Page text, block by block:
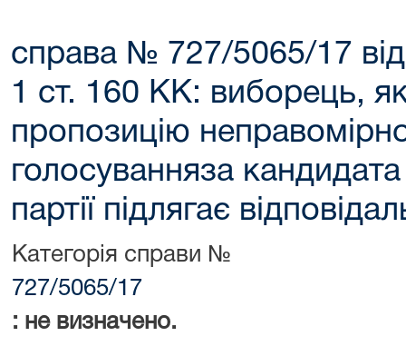
справа № 727/5065/17
1 ст. 160 КК: виборець,
пропозицію
голосуванняза кандидата
партії підлягає
Категорія справи №
727/5065/17
: не визначено.